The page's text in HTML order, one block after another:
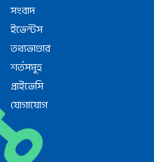
সংবাদ
ইভেন্টস
তথ্যভাণ্ডার
শর্তসমূহ
প্রাইভেসি
যোগাযোগ